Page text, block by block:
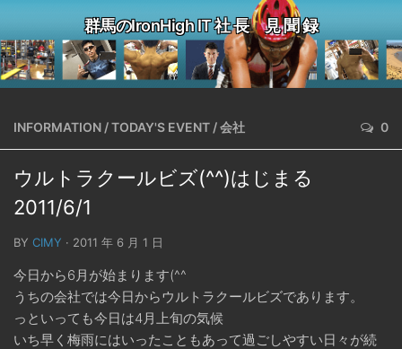
群馬のIronHigh IT 社 長 見 聞 録
INFORMATION /TODAY'S EVENT /会社 0
ウルトラクールビズ(^^)はじまる
2011/6/1
BY CIMY · 2011 年 6 月 1 日
今日から6月が始まります(^^ゞ
うちの会社では今日からウルトラクールビズであります。
っといっても今日は4月上旬の気候
いち早く梅雨にはいったこともあって過ごしやすい日々が続